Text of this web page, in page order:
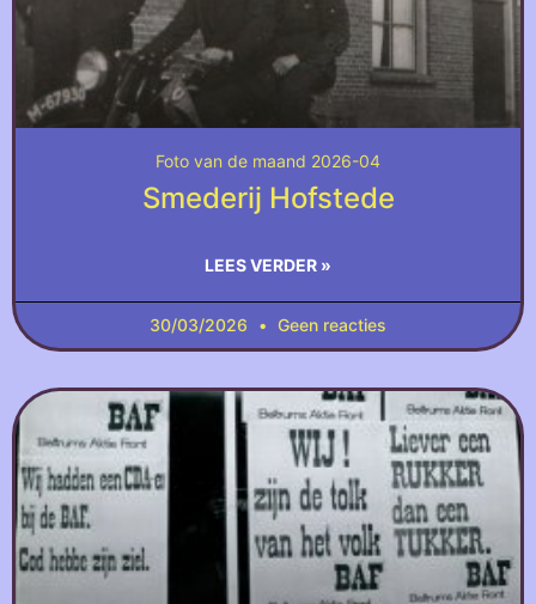
Foto van de maand 2026-04
Smederij Hofstede
LEES VERDER »
30/03/2026 Geen reacties